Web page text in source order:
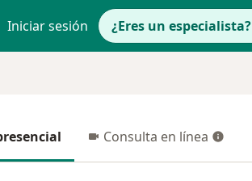
Iniciar sesión ¿Eres un especialista?
Consulta en línea
Consulta en línea